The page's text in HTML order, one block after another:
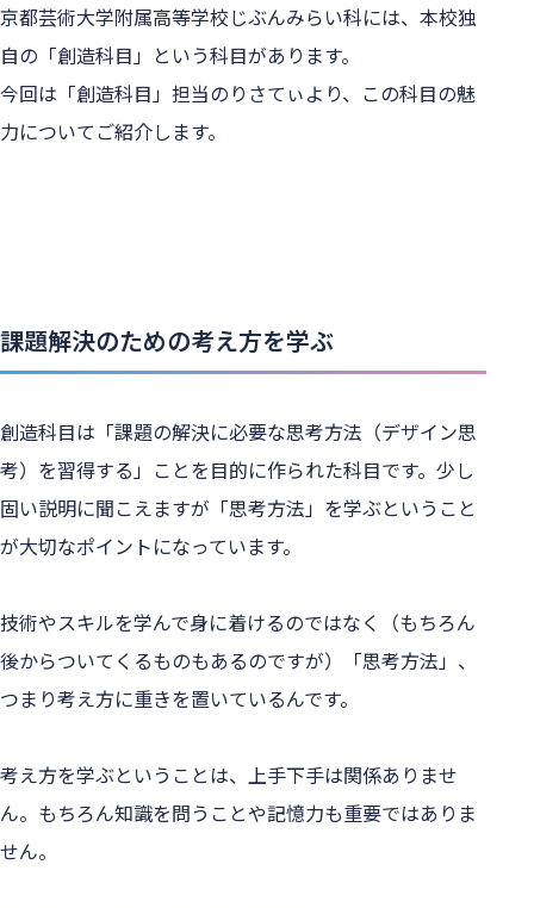
京都芸術大学附属高等学校じぶんみらい科には、本校独
自の「創造科目」という科目があります。
今回は「創造科目」担当のりさてぃより、この科目の魅
力についてご紹介します。
課題解決のための考え方を学ぶ
創造科目は「課題の解決に必要な思考方法（デザイン思
考）を習得する」ことを目的に作られた科目です。少し
固い説明に聞こえますが「思考方法」を学ぶということ
が大切なポイントになっています。
技術やスキルを学んで身に着けるのではなく（もちろん
後からついてくるものもあるのですが）「思考方法」、
つまり考え方に重きを置いているんです。
考え方を学ぶということは、上手下手は関係ありませ
ん。もちろん知識を問うことや記憶力も重要ではありま
せん。